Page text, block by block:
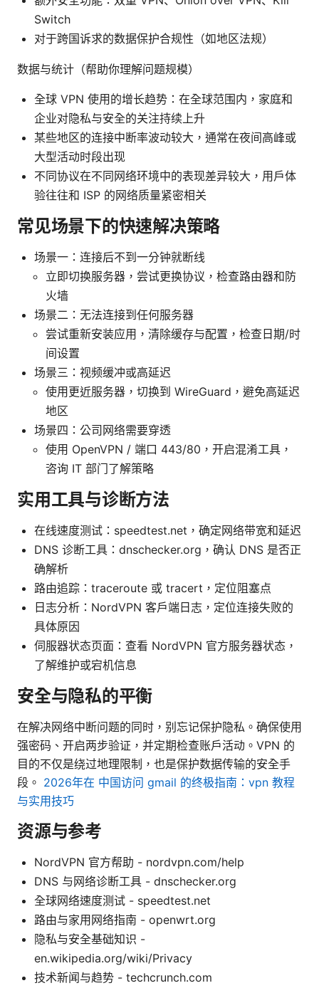
Switch
对于跨国诉求的数据保护合规性（如地区法规）
数据与统计（帮助你理解问题规模）
全球 VPN 使用的增长趋势：在全球范围内，家庭和
企业对隐私与安全的关注持续上升
某些地区的连接中断率波动较大，通常在夜间高峰或
大型活动时段出现
不同协议在不同网络环境中的表现差异较大，用户体
验往往和 ISP 的网络质量紧密相关
常见场景下的快速解决策略
场景一：连接后不到一分钟就断线
立即切换服务器，尝试更换协议，检查路由器和防
火墙
场景二：无法连接到任何服务器
尝试重新安装应用，清除缓存与配置，检查日期/时
间设置
场景三：视频缓冲或高延迟
使用更近服务器，切换到 WireGuard，避免高延迟
地区
场景四：公司网络需要穿透
使用 OpenVPN / 端口 443/80，开启混淆工具，
咨询 IT 部门了解策略
实用工具与诊断方法
在线速度测试：speedtest.net，确定网络带宽和延迟
DNS 诊断工具：dnschecker.org，确认 DNS 是否正
确解析
路由追踪：traceroute 或 tracert，定位阻塞点
日志分析：NordVPN 客户端日志，定位连接失败的
具体原因
伺服器状态页面：查看 NordVPN 官方服务器状态，
了解维护或宕机信息
安全与隐私的平衡
在解决网络中断问题的同时，别忘记保护隐私。确保使用
强密码、开启两步验证，并定期检查账户活动。VPN 的
目的不仅是绕过地理限制，也是保护数据传输的安全手
段。 2026年在 中国访问 gmail 的终极指南：vpn 教程
与实用技巧
资源与参考
NordVPN 官方帮助 - nordvpn.com/help
DNS 与网络诊断工具 - dnschecker.org
全球网络速度测试 - speedtest.net
路由与家用网络指南 - openwrt.org
隐私与安全基础知识 -
en.wikipedia.org/wiki/Privacy
技术新闻与趋势 - techcrunch.com